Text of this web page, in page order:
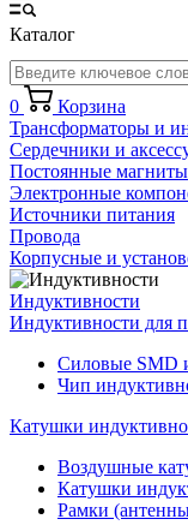
Каталог
0
Корзина
Трансформаторы и
Сердечники и
Постоянные магниты
Электронные
Источники питания
Провода
Корпусные и
Индуктивности
Индуктивности для
Силовые SMD
Чип
Катушки
Воздушные
Катушки
Рамки